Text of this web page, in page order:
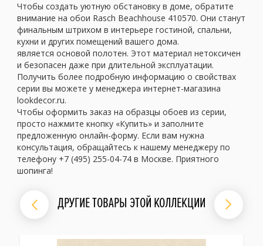
Чтобы создать уютную обстановку в доме, обратите
внимание на обои Rasch Beachhouse 410570. Они станут
финальным штрихом в интерьере гостиной, спальни,
кухни и других помещений вашего дома.
является основой полотен. Этот материал нетоксичен
и безопасен даже при длительной эксплуатации.
Получить более подробную информацию о свойствах
серии вы можете у менеджера интернет-магазина
lookdecor.ru.
Чтобы оформить заказ на образцы обоев из серии,
просто нажмите кнопку «Купить» и заполните
предложенную онлайн-форму. Если вам нужна
консультация, обращайтесь к нашему менеджеру по
телефону +7 (495) 255-04-74 в Москве. Приятного
шопинга!
ДРУГИЕ ТОВАРЫ ЭТОЙ КОЛЛЕКЦИИ